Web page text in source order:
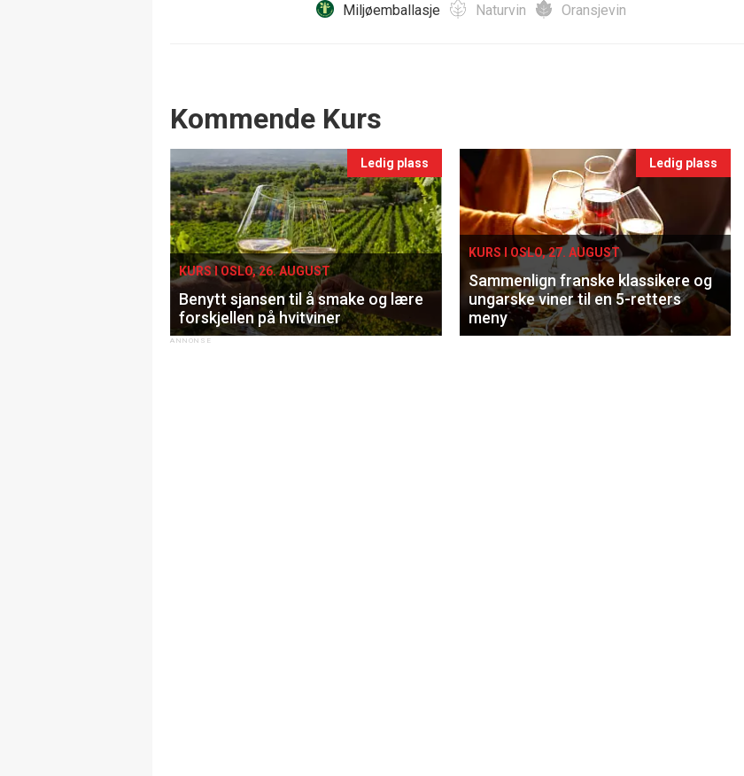
Miljøemballasje Naturvin Oransjevin
Events
Kommende Kurs
Ledig plass
KURS I OSLO, 26. AUGUST
Benytt sjansen til å smake og lære
forskjellen på hvitviner
Ledig plass
KURS I OSLO, 27. AUGUST
Sammenlign franske klassikere og
ungarske viner til en 5-retters
meny